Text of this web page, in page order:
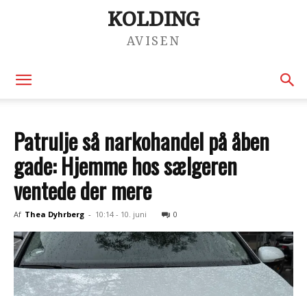
KOLDING
AVISEN
Patrulje så narkohandel på åben
gade: Hjemme hos sælgeren
ventede der mere
Af Thea Dyhrberg - 10:14 - 10. juni 0